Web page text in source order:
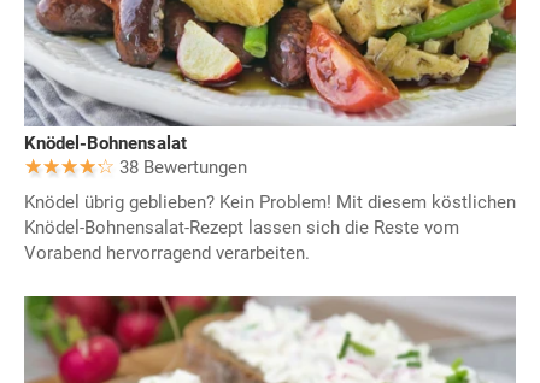
Knödel-Bohnensalat
38 Bewertungen
Knödel übrig geblieben? Kein Problem! Mit diesem köstlichen
Knödel-Bohnensalat-Rezept lassen sich die Reste vom
Vorabend hervorragend verarbeiten.